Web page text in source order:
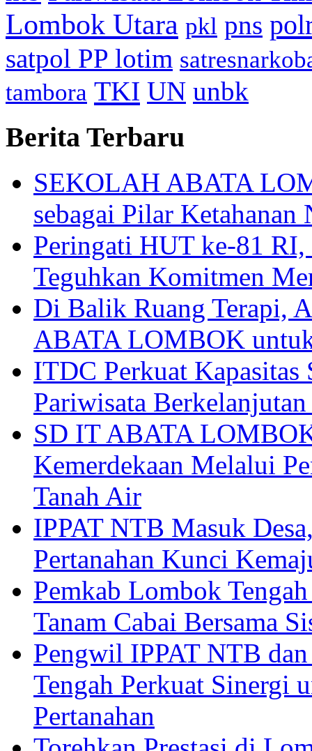
Lombok Utara pkl pns
satpol PP lotim
tambora TKI UN unbk
Berita Terbaru
SEKOLAH ABATA
sebagai Pilar Ketahanan
Peringati HUT ke-81
Teguhkan Komitmen
Di Balik Ruang Terapi,
ABATA LOMBOK
ITDC Perkuat
Pariwisata
SD IT ABATA
Kemerdekaan Melalui
Tanah Air
IPPAT NTB Masuk
Pertanahan Kunci
Pemkab Lombok
Tanam Cabai Bersama
Pengwil IPPAT NTB
Tengah Perkuat Sinergi
Pertanahan